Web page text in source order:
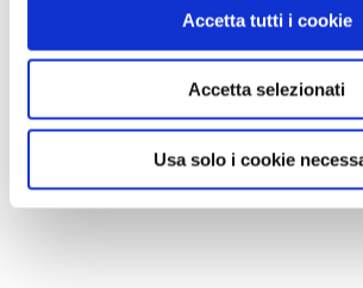
Accetta tutti i cookie
Accetta selezionati
Usa solo i cookie